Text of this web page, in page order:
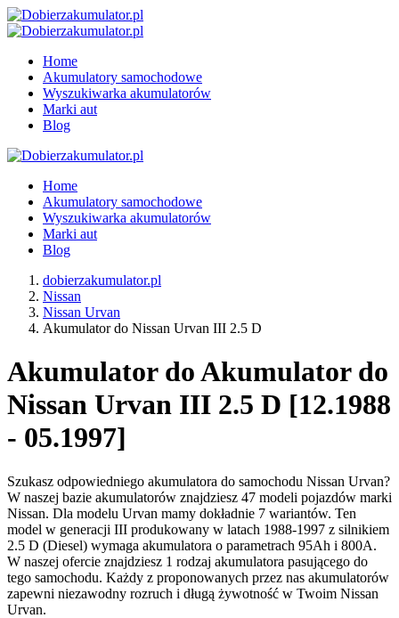
Home
Akumulatory samochodowe
Wyszukiwarka akumulatorów
Marki aut
Blog
Home
Akumulatory samochodowe
Wyszukiwarka akumulatorów
Marki aut
Blog
dobierzakumulator.pl
Nissan
Nissan Urvan
Akumulator do Nissan Urvan III 2.5 D
Akumulator do Akumulator do
Nissan Urvan III 2.5 D [12.1988
- 05.1997]
Szukasz odpowiedniego akumulatora do samochodu Nissan Urvan?
W naszej bazie akumulatorów znajdziesz 47 modeli pojazdów marki
Nissan. Dla modelu Urvan mamy dokładnie 7 wariantów. Ten
model w generacji III produkowany w latach 1988-1997 z silnikiem
2.5 D (Diesel) wymaga akumulatora o parametrach 95Ah i 800A.
W naszej ofercie znajdziesz 1 rodzaj akumulatora pasującego do
tego samochodu. Każdy z proponowanych przez nas akumulatorów
zapewni niezawodny rozruch i długą żywotność w Twoim Nissan
Urvan.